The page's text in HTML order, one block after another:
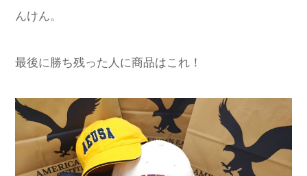
んけん。
最後に勝ち残った人に商品はこれ！